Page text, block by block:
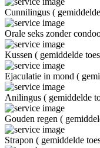
Cunnilingus (
Orale seks zonder
Kussen ( gemiddelde
Ejaculatie in mond (
Anilingus ( gemiddelde
Gouden regen (
Strapon ( gemiddelde